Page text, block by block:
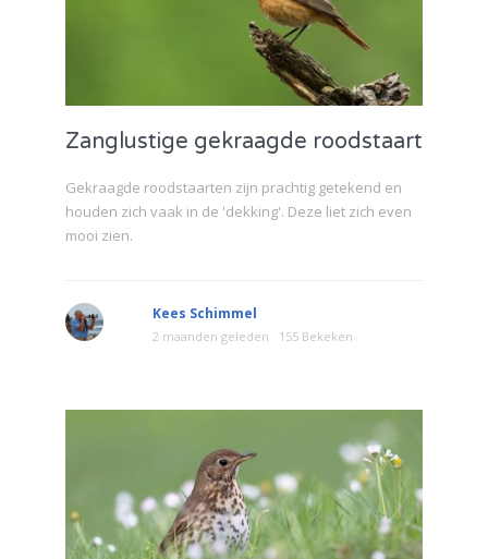
Zanglustige gekraagde roodstaart
Gekraagde roodstaarten zijn prachtig getekend en
houden zich vaak in de 'dekking'. Deze liet zich even
mooi zien.
Kees Schimmel
2 maanden geleden 155 Bekeken